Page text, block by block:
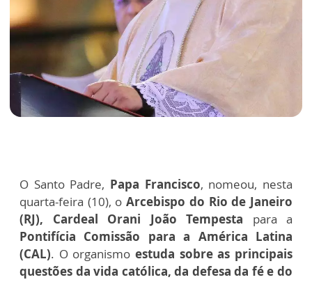
O Santo Padre, Papa Francisco, nomeou, nesta
quarta-feira (10), oArcebispo do Rio de Janeiro
(RJ), Cardeal Orani João Tempesta para a
Pontifícia Comissão para a América Latina
(CAL). O organismo estuda sobre as principais
questões da vida católica, da defesa da fé e do